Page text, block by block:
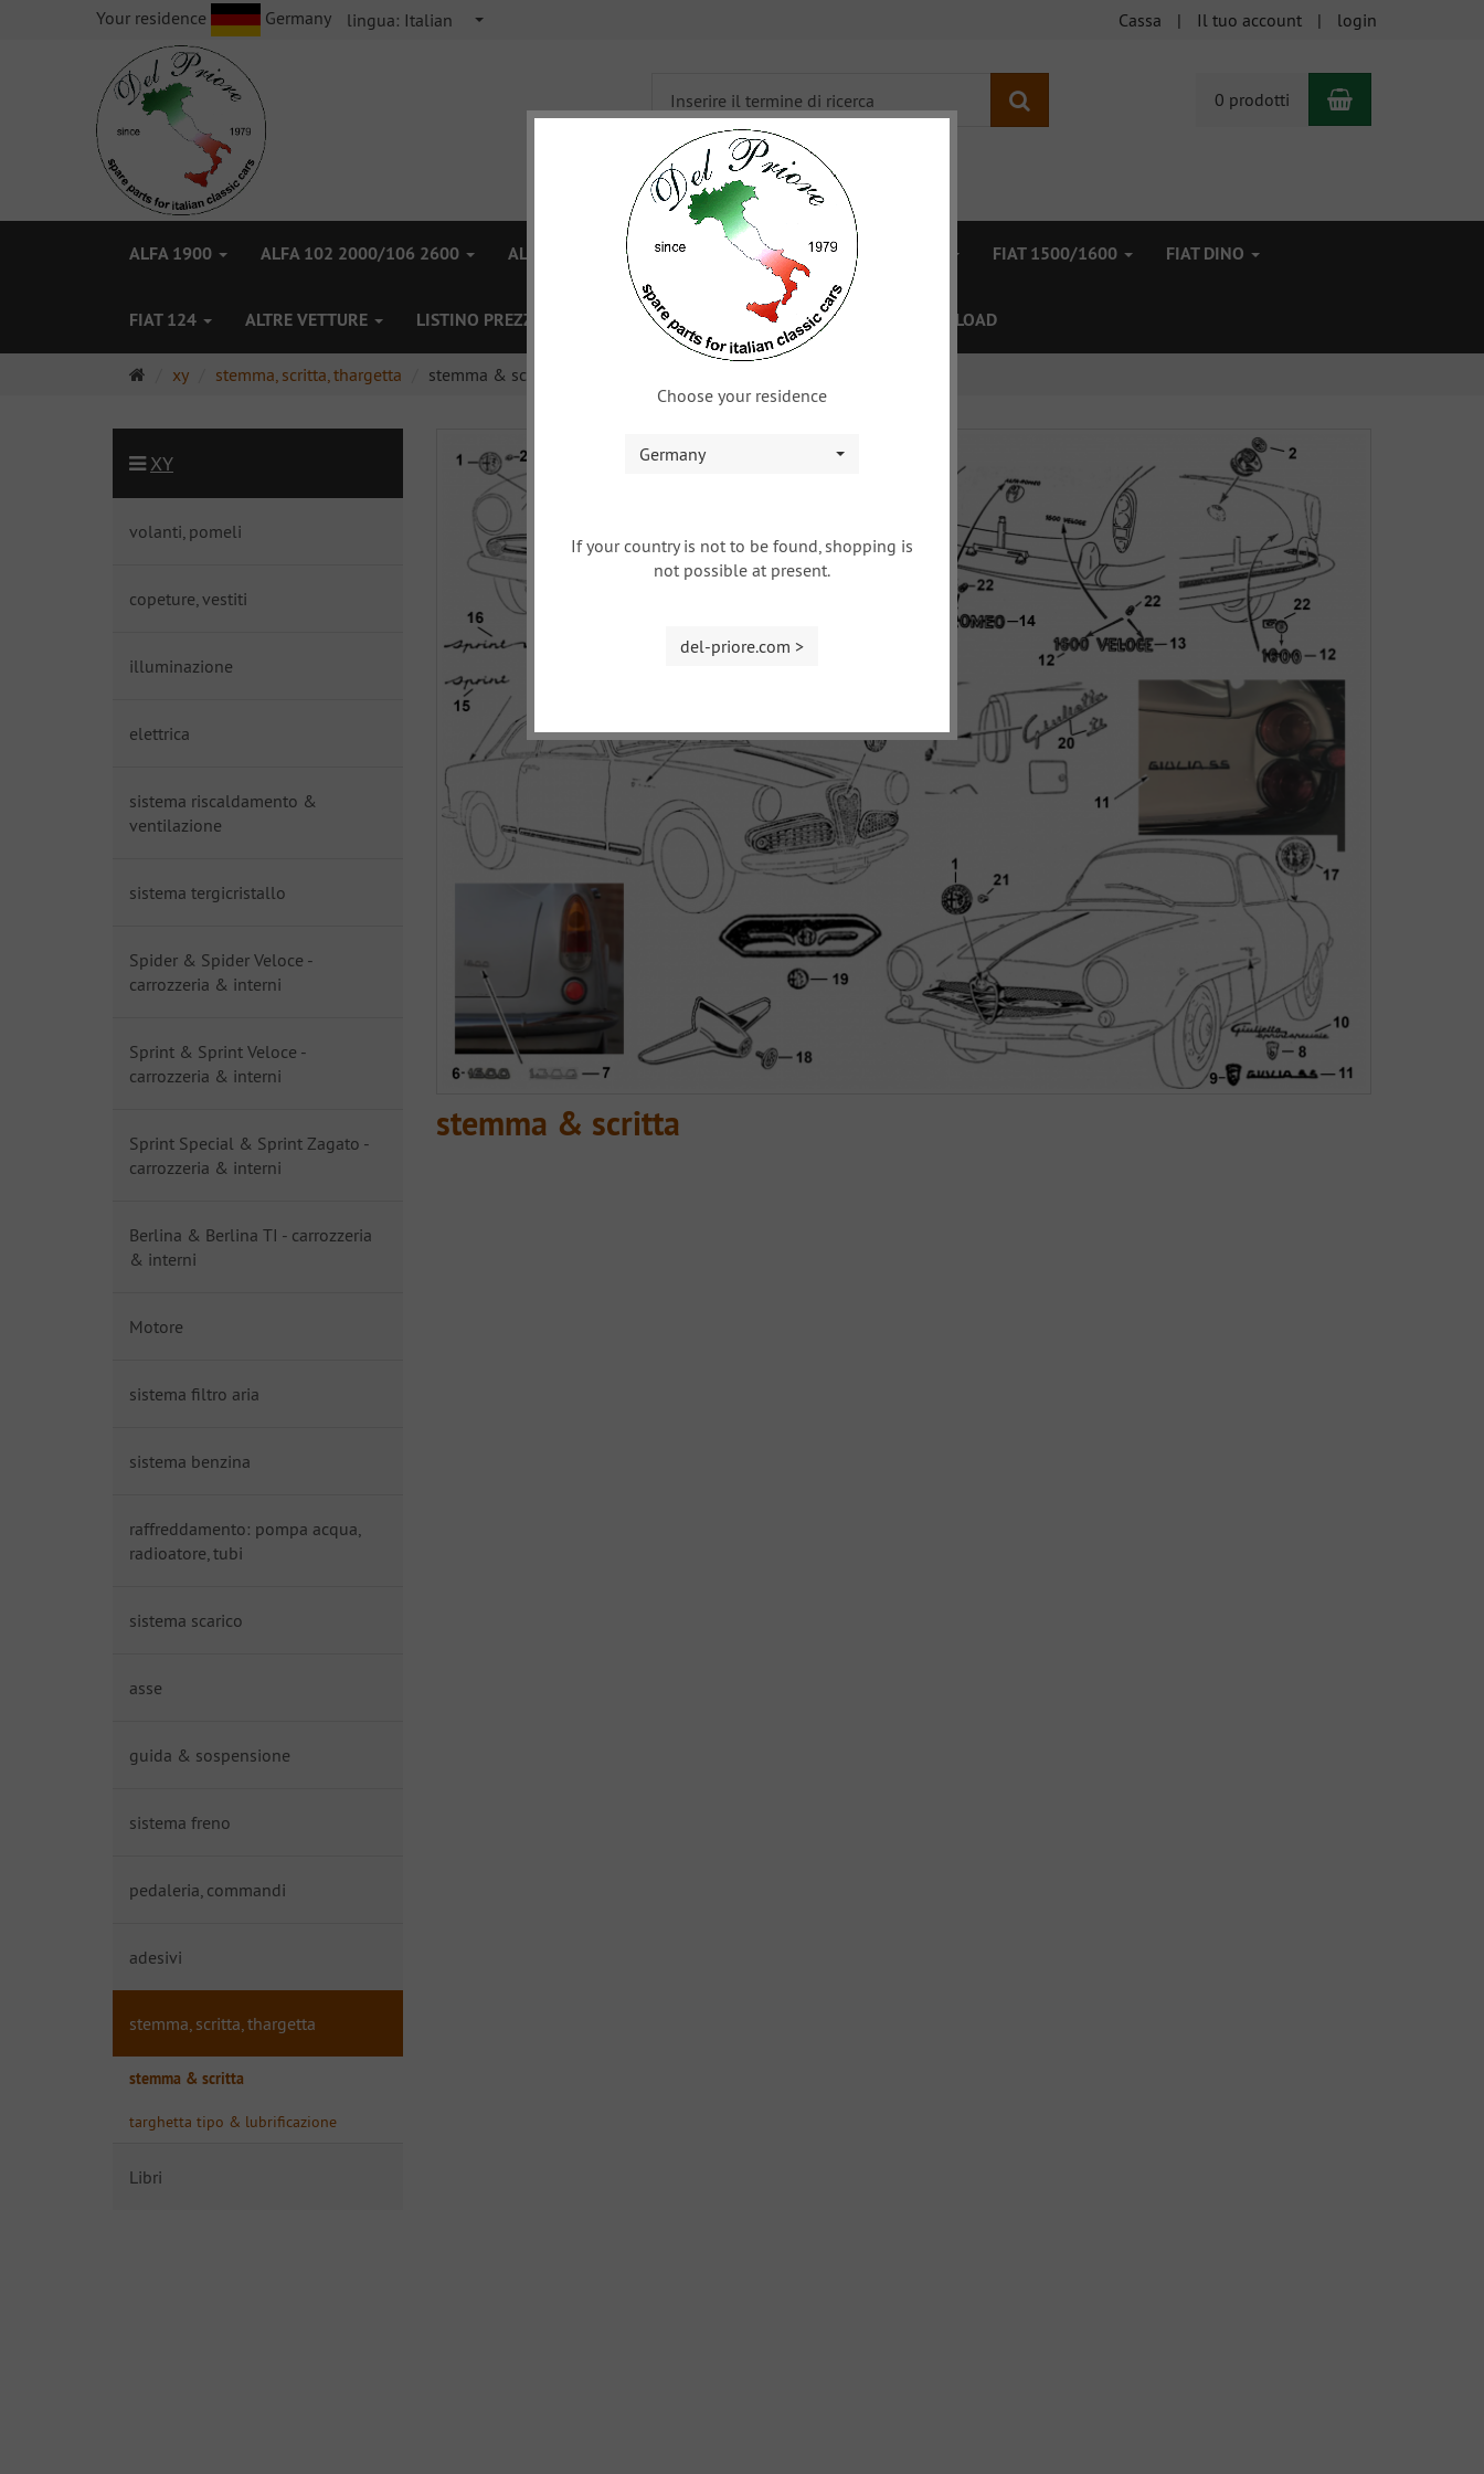
Your residence Germany lingua: Italian Cassa Il tuo account login
0 prodotti Carrello
ALFA 1900 ALFA 102 2000/106 2600 ALFA 750/101 ALFA 105/115 FIAT TOPOLINO FIAT 1500/1600 FIAT DINO
FIAT 124 ALTRE VETTURE LISTINO PREZZI OFFERTE SPECIALI BUONO XY DOWNLOAD
Pagina
xy stemma, scritta, thargetta stemma & scritta
stemma & scritta
XY
volanti, pomeli
copeture, vestiti
illuminazione
elettrica
sistema riscaldamento &
ventilazione
sistema tergicristallo
Spider & Spider Veloce -
carrozzeria & interni
Sprint & Sprint Veloce -
carrozzeria & interni
Sprint Special & Sprint Zagato -
carrozzeria & interni
Berlina & Berlina TI - carrozzeria
& interni
Motore
sistema filtro aria
sistema benzina
raffreddamento: pompa acqua,
radioatore, tubi
sistema scarico
asse
guida & sospensione
sistema freno
pedaleria, commandi
adesivi
stemma, scritta, thargetta
stemma & scritta
targhetta tipo & lubrificazione
Libri
Choose your residence
Germany
If your country is not to be found, shopping is
not possible at present.
del-priore.com >